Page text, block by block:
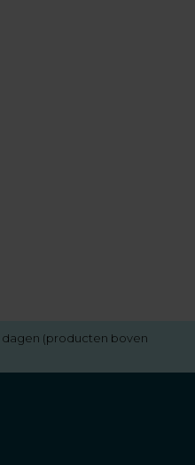
dagen (producten boven